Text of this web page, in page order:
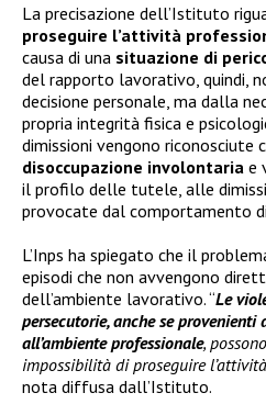
La precisazione dell’Istituto
proseguire l’attività
causa di una situazione di
del rapporto lavorativo, quindi,
decisione personale, ma dalla
propria integrità fisica e
dimissioni vengono riconosciute
disoccupazione involontaria e
il profilo delle tutele, alle
provocate dal comportamento
L’Inps ha spiegato che il
episodi che non avvengono
dell’ambiente lavorativo. “Le
persecutorie, anche se provenienti
all’ambiente professionale,
impossibilità di proseguire
nota diffusa dall’Istituto.